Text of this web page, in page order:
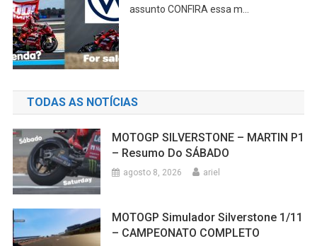
A No Limits Trackdays confirmou a
TODAS AS NOTÍCIAS
MOTOGP SILVERSTONE – MARTIN P1
– Resumo Do SÁBADO
agosto 8, 2026 ariel
MOTOGP Simulador Silverstone 1/11
– CAMPEONATO COMPLETO